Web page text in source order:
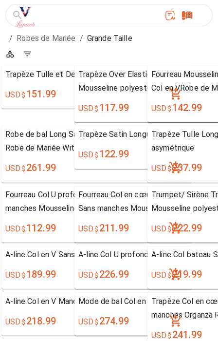
/ Robes de Mariée / Grande Taille
Trapèze Tulle et Dentelle Sans bretelles
USD$ 151.99
Trapèze Over Elastic Woven Satin
Mousseline polyester Sans bretelles
USD$ 117.99
Fourreau
Col en VRobe de
USD$ 142.99
Robe de bal Long Satin Sleeve De Luxe Col en V
Robe de Mariée With Beaded Appliques
USD$ 261.99
Trapèze Satin Longueur genou Col
USD$ 122.99
Trapèze Tulle
asymétrique
USD$237.99
Fourreau Col U profond Longueur ras du sol Sans
manches Mousseline polyester
USD$ 112.99
Fourreau Col en cœur Longueur ras du
Sans manches Mousseline polyester
USD$ 211.99
Trumpet/ Sirène
Mousseline
USD$222.99
A-line Col en V Sans manches Dentelle
USD$ 189.99
A-line Col U profond Manche longue
USD$ 226.99
A-line Col bateau
USD$219.99
A-line Col en V Manche longue Tulle
USD$ 218.99
Mode de bal Col en cœur Sans
USD$ 274.99
Trapèze Col en
manches Organza
USD$ 241.99